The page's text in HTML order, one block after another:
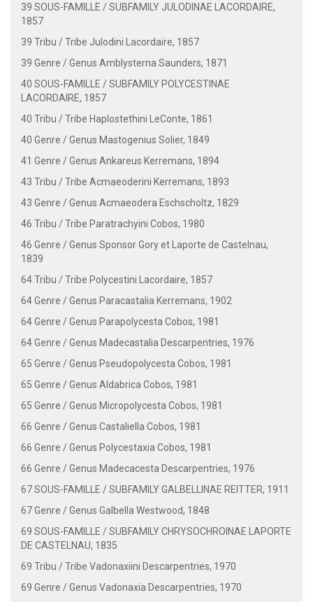
39 SOUS-FAMILLE / SUBFAMILY JULODINAE LACORDAIRE,
1857
39 Tribu / Tribe Julodini Lacordaire, 1857
39 Genre / Genus Amblysterna Saunders, 1871
40 SOUS-FAMILLE / SUBFAMILY POLYCESTINAE
LACORDAIRE, 1857
40 Tribu / Tribe Haplostethini LeConte, 1861
40 Genre / Genus Mastogenius Solier, 1849
41 Genre / Genus Ankareus Kerremans, 1894
43 Tribu / Tribe Acmaeoderini Kerremans, 1893
43 Genre / Genus Acmaeodera Eschscholtz, 1829
46 Tribu / Tribe Paratrachyini Cobos, 1980
46 Genre / Genus Sponsor Gory et Laporte de Castelnau,
1839
64 Tribu / Tribe Polycestini Lacordaire, 1857
64 Genre / Genus Paracastalia Kerremans, 1902
64 Genre / Genus Parapolycesta Cobos, 1981
64 Genre / Genus Madecastalia Descarpentries, 1976
65 Genre / Genus Pseudopolycesta Cobos, 1981
65 Genre / Genus Aldabrica Cobos, 1981
65 Genre / Genus Micropolycesta Cobos, 1981
66 Genre / Genus Castaliella Cobos, 1981
66 Genre / Genus Polycestaxia Cobos, 1981
66 Genre / Genus Madecacesta Descarpentries, 1976
67 SOUS-FAMILLE / SUBFAMILY GALBELLINAE REITTER, 1911
67 Genre / Genus Galbella Westwood, 1848
69 SOUS-FAMILLE / SUBFAMILY CHRYSOCHROINAE LAPORTE
DE CASTELNAU, 1835
69 Tribu / Tribe Vadonaxiini Descarpentries, 1970
69 Genre / Genus Vadonaxia Descarpentries, 1970